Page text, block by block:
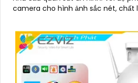
camera cho hình ảnh sắc nét, chất